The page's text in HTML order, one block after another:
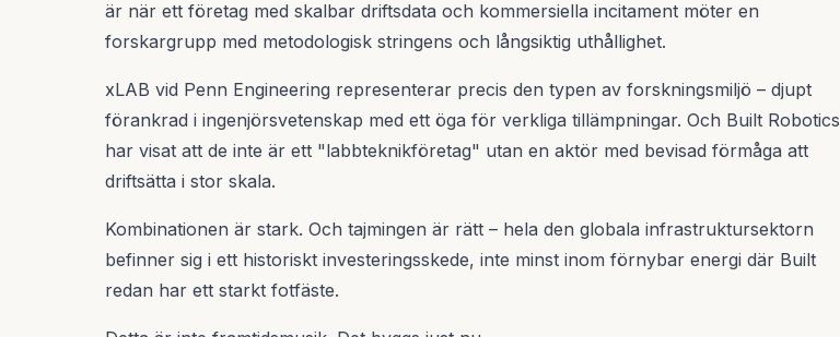
är när ett företag med skalbar driftsdata och kommersiella incitament möter en
forskargrupp med metodologisk stringens och långsiktig uthållighet.
xLAB vid Penn Engineering representerar precis den typen av forskningsmiljö – djupt
förankrad i ingenjörsvetenskap med ett öga för verkliga tillämpningar. Och Built Robotics
har visat att de inte är ett "labbteknikföretag" utan en aktör med bevisad förmåga att
driftsätta i stor skala.
Kombinationen är stark. Och tajmingen är rätt – hela den globala infrastruktursektorn
befinner sig i ett historiskt investeringsskede, inte minst inom förnybar energi där Built
redan har ett starkt fotfäste.